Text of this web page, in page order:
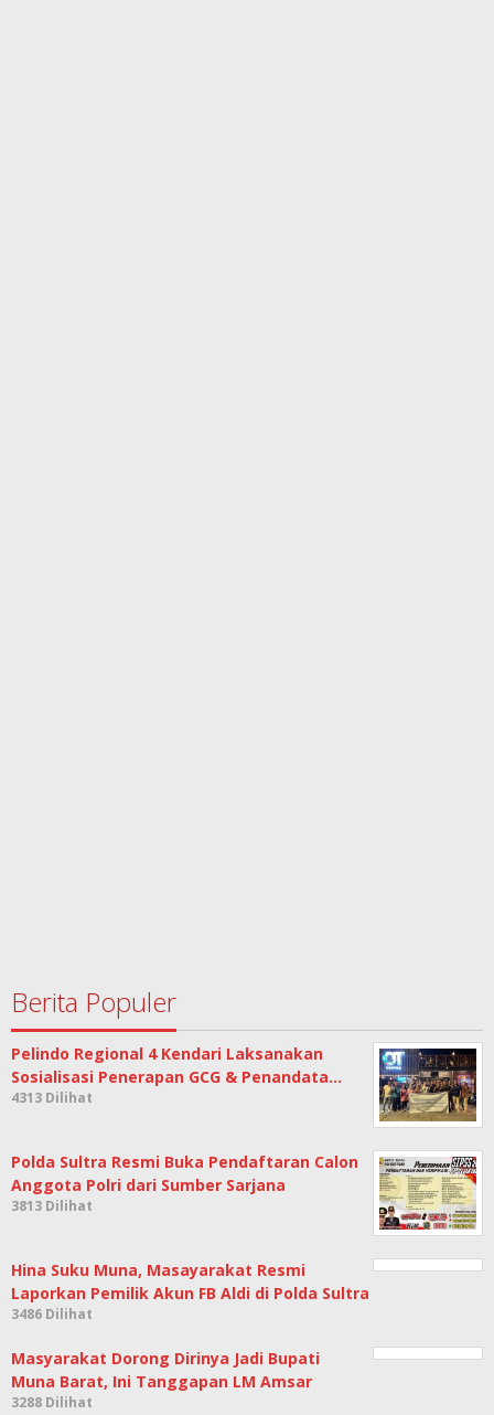
Berita Populer
Pelindo Regional 4 Kendari Laksanakan
Sosialisasi Penerapan GCG & Penandata…
4313 Dilihat
Polda Sultra Resmi Buka Pendaftaran Calon
Anggota Polri dari Sumber Sarjana
3813 Dilihat
Hina Suku Muna, Masayarakat Resmi
Laporkan Pemilik Akun FB Aldi di Polda Sultra
3486 Dilihat
Masyarakat Dorong Dirinya Jadi Bupati
Muna Barat, Ini Tanggapan LM Amsar
3288 Dilihat